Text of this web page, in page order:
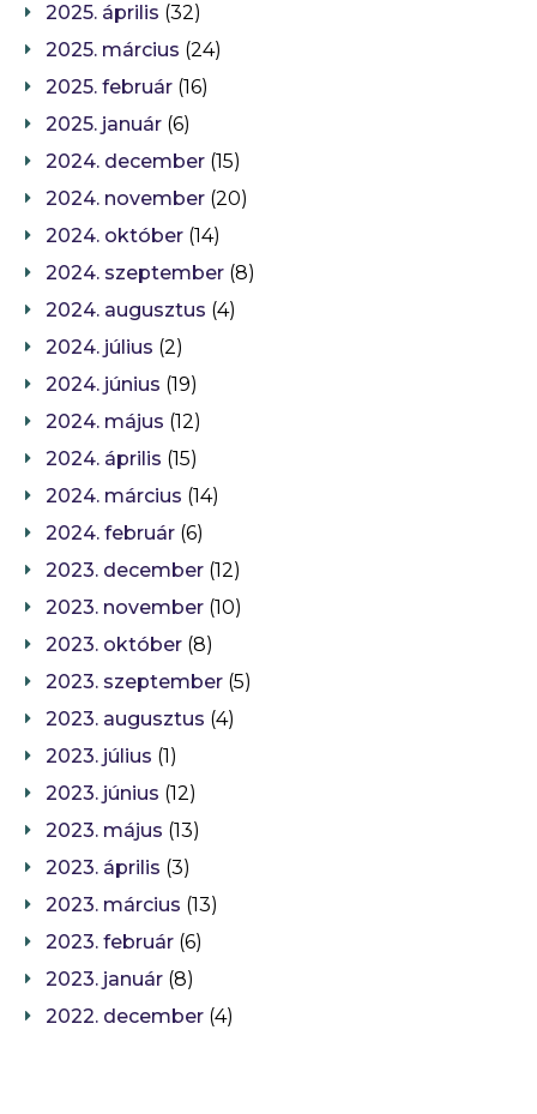
2025. április (32)
2025. március (24)
2025. február (16)
2025. január (6)
2024. december (15)
2024. november (20)
2024. október (14)
2024. szeptember (8)
2024. augusztus (4)
2024. július (2)
2024. június (19)
2024. május (12)
2024. április (15)
2024. március (14)
2024. február (6)
2023. december (12)
2023. november (10)
2023. október (8)
2023. szeptember (5)
2023. augusztus (4)
2023. július (1)
2023. június (12)
2023. május (13)
2023. április (3)
2023. március (13)
2023. február (6)
2023. január (8)
2022. december (4)